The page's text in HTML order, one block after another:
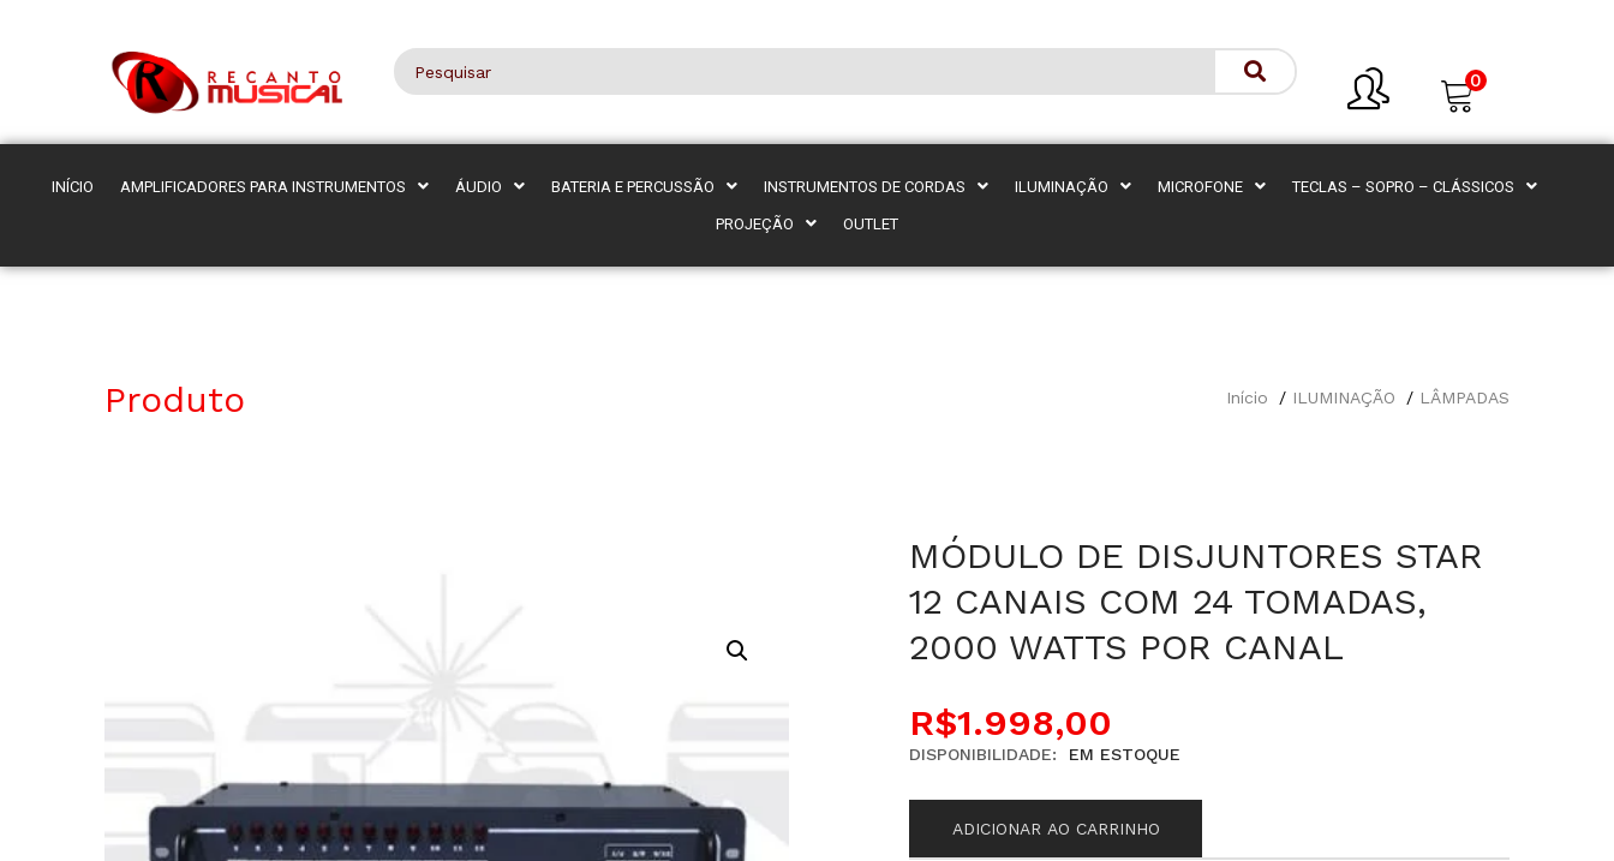
0
INÍCIO AMPLIFICADORES PARA INSTRUMENTOS ÁUDIO BATERIA E PERCUSSÃO INSTRUMENTOS DE CORDAS ILUMINAÇÃO MICROFONE TECLAS – SOPRO – CLÁSSICOS
PROJEÇÃO OUTLET
Início ILUMINAÇÃO LÂMPADAS
Produto
MÓDULO DE DISJUNTORES STAR
12 CANAIS COM 24 TOMADAS,
2000 WATTS POR CANAL
R$1.998,00
DISPONIBILIDADE: EM ESTOQUE
ADICIONAR AO CARRINHO